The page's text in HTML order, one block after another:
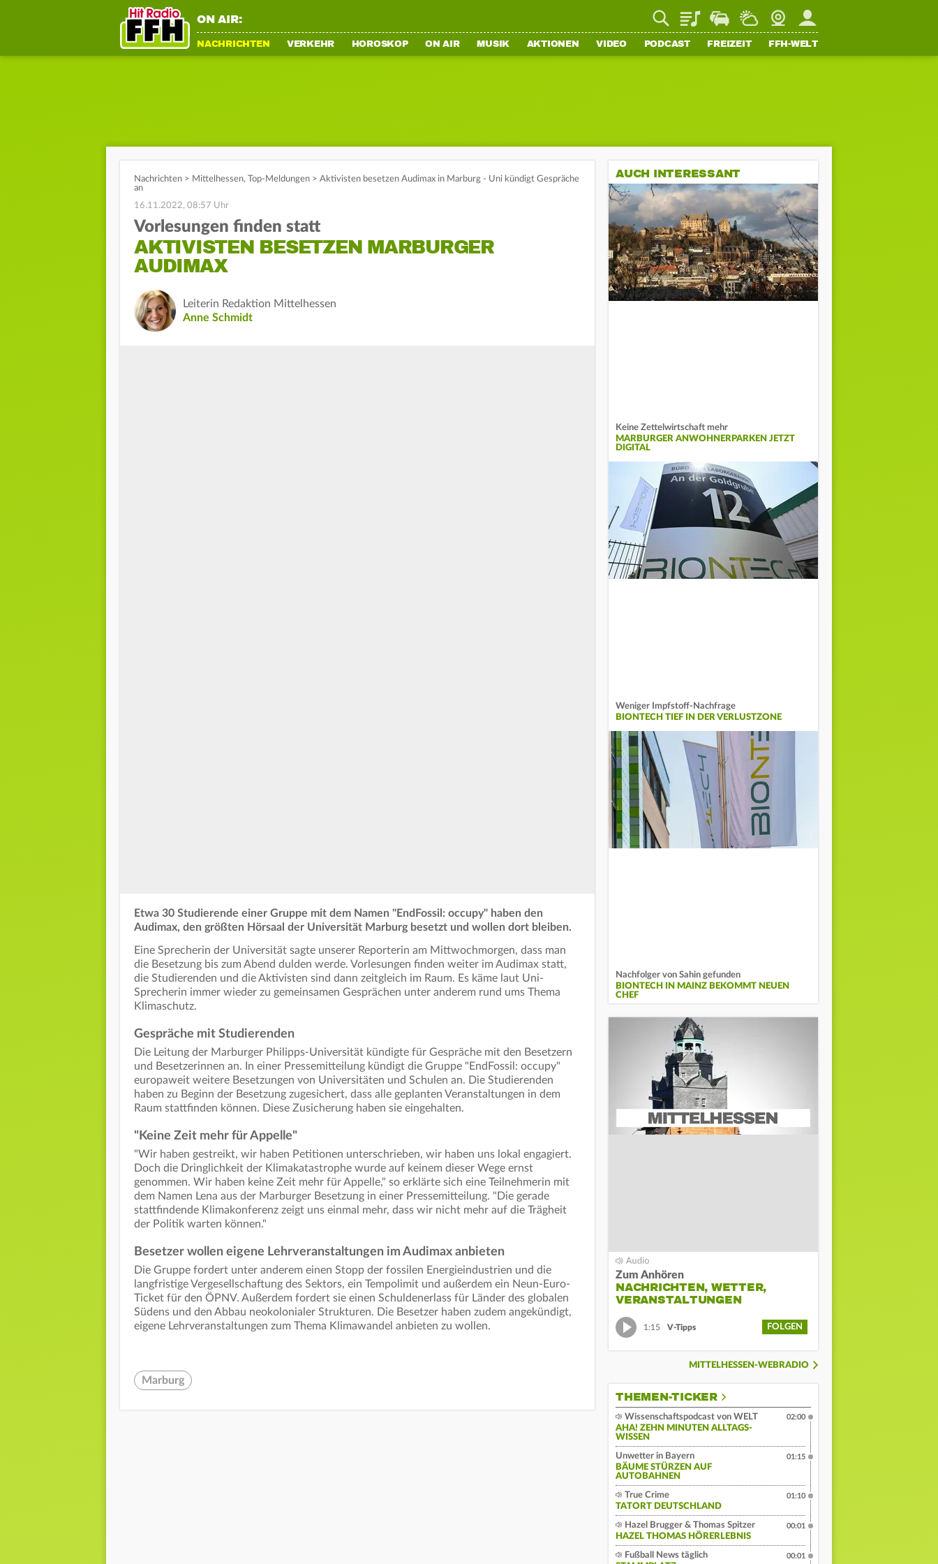
ON AIR: PlaylistStaupilotWetterWebcamMein FFH
NACHRICHTEN VERKEHR HOROSKOP ON AIR MUSIK AKTIONEN VIDEO PODCAST FREIZEIT FFH-WELT
Nachrichten > Mittelhessen, Top-Meldungen > Aktivisten besetzen Audimax in Marburg - Uni kündigt Gespräche
an
16.11.2022, 08:57 Uhr
Vorlesungen finden statt
AKTIVISTEN BESETZEN MARBURGER
AUDIMAX
Leiterin Redaktion Mittelhessen
Anne Schmidt
Etwa 30 Studierende einer Gruppe mit dem Namen "EndFossil: occupy" haben den
Audimax, den größten Hörsaal der Universität Marburg besetzt und wollen dort bleiben.
Eine Sprecherin der Universität sagte unserer Reporterin am Mittwochmorgen, dass man
die Besetzung bis zum Abend dulden werde. Vorlesungen finden weiter im Audimax statt,
die Studierenden und die Aktivisten sind dann zeitgleich im Raum. Es käme laut Uni-
Sprecherin immer wieder zu gemeinsamen Gesprächen unter anderem rund ums Thema
Klimaschutz.
Gespräche mit Studierenden
Die Leitung der Marburger Philipps-Universität kündigte für Gespräche mit den Besetzern
und Besetzerinnen an. In einer Pressemitteilung kündigt die Gruppe "EndFossil: occupy"
europaweit weitere Besetzungen von Universitäten und Schulen an. Die Studierenden
haben zu Beginn der Besetzung zugesichert, dass alle geplanten Veranstaltungen in dem
Raum stattfinden können. Diese Zusicherung haben sie eingehalten.
"Keine Zeit mehr für Appelle"
"Wir haben gestreikt, wir haben Petitionen unterschrieben, wir haben uns lokal engagiert.
Doch die Dringlichkeit der Klimakatastrophe wurde auf keinem dieser Wege ernst
genommen. Wir haben keine Zeit mehr für Appelle," so erklärte sich eine Teilnehmerin mit
dem Namen Lena aus der Marburger Besetzung in einer Pressemitteilung. "Die gerade
stattfindende Klimakonferenz zeigt uns einmal mehr, dass wir nicht mehr auf die Trägheit
der Politik warten können."
Besetzer wollen eigene Lehrveranstaltungen im Audimax anbieten
Die Gruppe fordert unter anderem einen Stopp der fossilen Energieindustrien und die
langfristige Vergesellschaftung des Sektors, ein Tempolimit und außerdem ein Neun-Euro-
Ticket für den ÖPNV. Außerdem fordert sie einen Schuldenerlass für Länder des globalen
Südens und den Abbau neokolonialer Strukturen. Die Besetzer haben zudem angekündigt,
eigene Lehrveranstaltungen zum Thema Klimawandel anbieten zu wollen.
Marburg
AUCH INTERESSANT
Keine Zettelwirtschaft mehr
MARBURGER ANWOHNERPARKEN JETZT
DIGITAL
Weniger Impfstoff-Nachfrage
BIONTECH TIEF IN DER VERLUSTZONE
Nachfolger von Sahin gefunden
BIONTECH IN MAINZ BEKOMMT NEUEN
CHEF
Zum Anhören
NACHRICHTEN, WETTER,
VERANSTALTUNGEN
1:15 V-Tipps FOLGEN
MITTELHESSEN-WEBRADIO
THEMEN-TICKER
Wissenschaftspodcast von WELT
AHA! ZEHN MINUTEN ALLTAGS-
WISSEN
02:00
Unwetter in Bayern
BÄUME STÜRZEN AUF
AUTOBAHNEN
01:15
True Crime
TATORT DEUTSCHLAND
01:10
Hazel Brugger & Thomas Spitzer
HAZEL THOMAS HÖRERLEBNIS
00:01
Fußball News täglich
00:01